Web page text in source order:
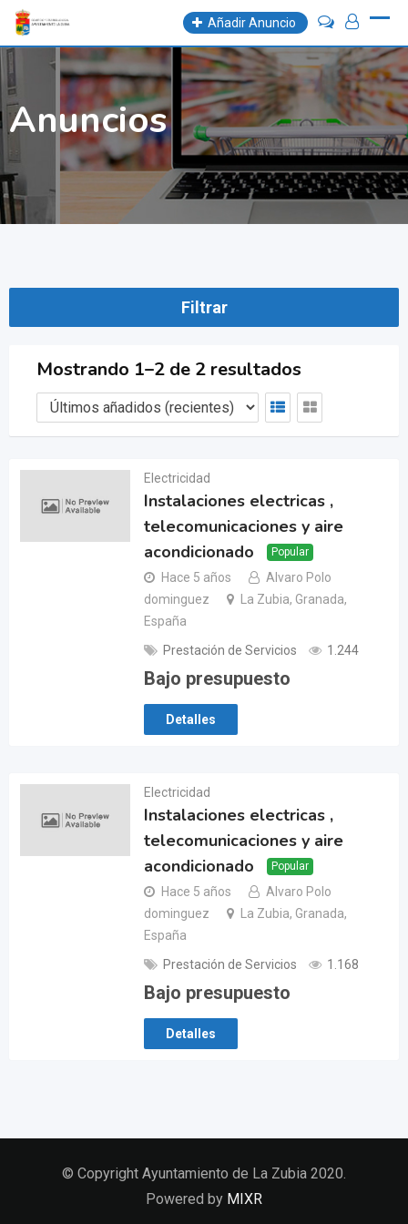
Skip
content
Añadir Anuncio
Anuncios
Filtrar
Mostrando 1–2 de 2 resultados
Electricidad
Instalaciones electricas ,
telecomunicaciones y aire
acondicionado
Popular
Hace 5 años
Alvaro Polo
dominguez
La Zubia, Granada,
España
Prestación de Servicios
1.244
Bajo presupuesto
Detalles
Electricidad
Instalaciones electricas ,
telecomunicaciones y aire
acondicionado
Popular
Hace 5 años
Alvaro Polo
dominguez
La Zubia, Granada,
España
Prestación de Servicios
1.168
Bajo presupuesto
Detalles
© Copyright Ayuntamiento de La Zubia 2020.
Powered by MIXR